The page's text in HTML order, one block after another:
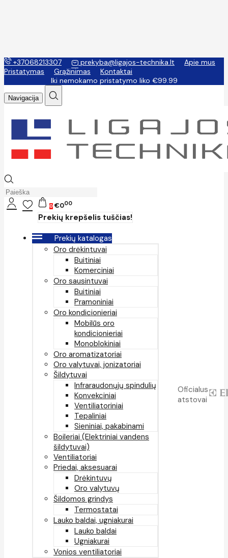
+37068213307 prekyba@ligajos-technika.lt
Apie mus
Pristatymas
Grąžinimas
Kontaktai
Iki nemokamo pristatymo liko €99.99
Navigacija
0 €000
Prekių krepšelis tuščias!
Prekių katalogas
Oro drėkintuvai
Buitiniai
Komerciniai
Oro sausintuvai
Buitiniai
Pramoniniai
Oro kondicionieriai
Mobilūs oro
kondicionieriai
Monoblokiniai
Oro aromatizatoriai
Oro valytuvai, jonizatoriai
Šildytuvai
Infraraudonųjų spindulių
Konvekciniai
Ventiliatoriniai
Tepaliniai
Sieniniai, pakabinami
Boileriai (Elektriniai vandens
šildytuvai)
Ventiliatoriai
Priedai, aksesuarai
Drėkintuvų
Oro valytuvų
Šildomos grindys
Termostatai
Lauko baldai, ugniakurai
Lauko baldai
Ugniakurai
Vonios ventiliatoriai
Oficialus
atstovai